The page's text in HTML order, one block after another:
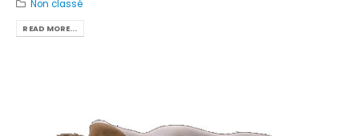
Non classé
READ MORE...